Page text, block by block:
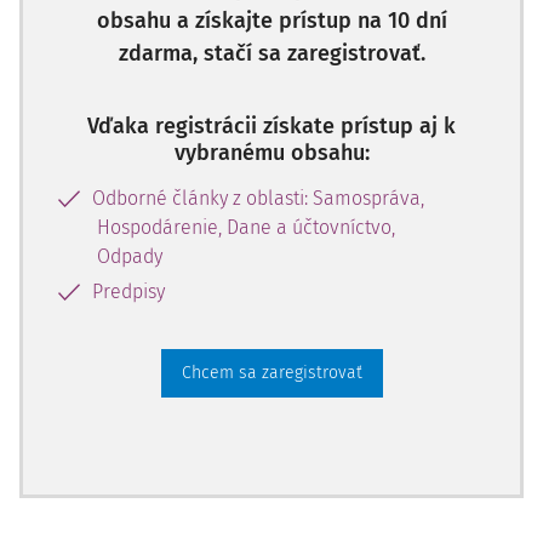
obsahu a získajte prístup na 10 dní
zdarma, stačí sa zaregistrovať.
Vďaka registrácii získate prístup aj k
vybranému obsahu:
Odborné články z oblasti: Samospráva,
Hospodárenie, Dane a účtovníctvo,
Odpady
Predpisy
Chcem sa zaregistrovať